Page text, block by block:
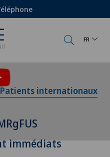
FR
vous devez
de cookies.
dans les
cookies.
Patients internationaux
immédiats